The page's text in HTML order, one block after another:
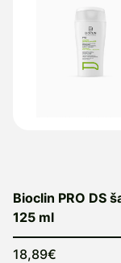
Bioclin PRO DS
125 ml
18,89€